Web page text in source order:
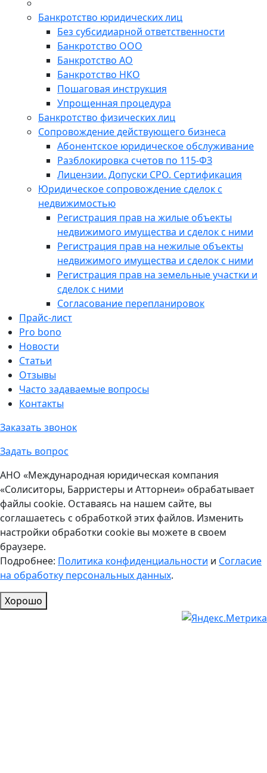
Банкротство юридических лиц
Без субсидиарной ответственности
Банкротство ООО
Банкротство АО
Банкротство НКО
Пошаговая инструкция
Упрощенная процедура
Банкротство физических лиц
Сопровождение действующего бизнеса
Абонентское юридическое обслуживание
Разблокировка счетов по 115-ФЗ
Лицензии. Допуски СРО. Сертификация
Юридическое сопровождение сделок с
недвижимостью
Регистрация прав на жилые объекты
недвижимого имущества и сделок с ними
Регистрация прав на нежилые объекты
недвижимого имущества и сделок с ними
Регистрация прав на земельные участки и
сделок с ними
Согласование перепланировок
Прайс-лист
Pro bono
Новости
Статьи
Отзывы
Часто задаваемые вопросы
Контакты
Заказать звонок
Задать вопрос
АНО «Международная юридическая компания
«Солиситоры, Барристеры и Атторнеи» обрабатывает
файлы cookie. Оставаясь на нашем сайте, вы
соглашаетесь с обработкой этих файлов. Изменить
настройки обработки cookie вы можете в своем
браузере.
Подробнее: Политика конфиденциальности и Согласие
на обработку персональных данных.
Хорошо